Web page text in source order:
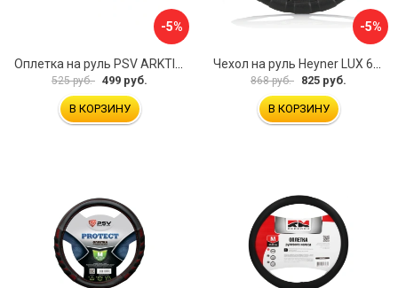
-5%
525 руб. 499 руб.
В КОРЗИНУ
-5%
868 руб. 825 руб.
В КОРЗИНУ